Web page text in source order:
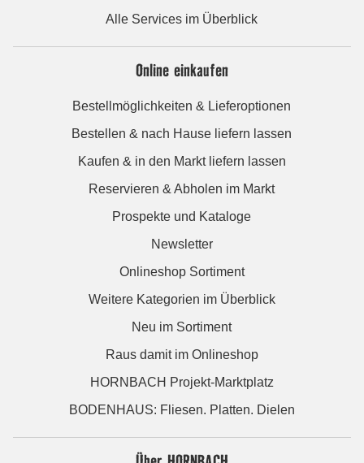
Alle Services im Überblick
Online einkaufen
Bestellmöglichkeiten & Lieferoptionen
Bestellen & nach Hause liefern lassen
Kaufen & in den Markt liefern lassen
Reservieren & Abholen im Markt
Prospekte und Kataloge
Newsletter
Onlineshop Sortiment
Weitere Kategorien im Überblick
Neu im Sortiment
Raus damit im Onlineshop
HORNBACH Projekt-Marktplatz
BODENHAUS: Fliesen. Platten. Dielen